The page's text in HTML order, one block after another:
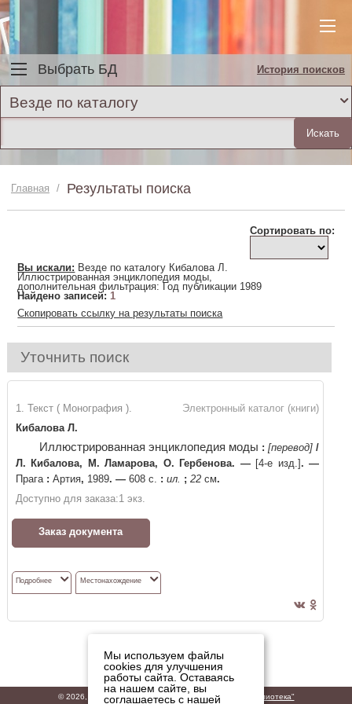
Выбрать БД История поисков
Везде по каталогу
Главная / Результаты поиска
Сортировать по:
Вы искали: Везде по каталогу Кибалова Л.
Иллюстрированная энциклопедия моды,
дополнительная фильтрация: Год публикации 1989
Найдено записей:1
Скопировать ссылку на результаты поиска
Уточнить поиск
Электронный каталог (книги)
1. Текст ( Монография ).
Кибалова Л.
Иллюстрированная энциклопедия моды : [перевод] /
Л. Кибалова, М. Ламарова, О. Гербенова. —[4-е изд.]. —
Прага : Артия, 1989. —608 c. : ил. ; 22см.
Доступно для заказа:1 экз.
Заказ документа
Подробнее Местонахождение
© 2026, ГБУК "Владимирская областная научная библиотека"
Мы используем файлы
cookies для улучшения
работы сайта. Оставаясь
на нашем сайте, вы
соглашаетесь с нашей